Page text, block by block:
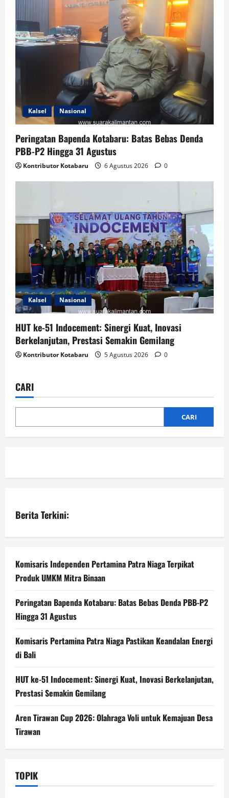
Kalsel Nasional
Peringatan Bapenda Kotabaru: Batas Bebas Denda
PBB-P2 Hingga 31 Agustus
Kontributor Kotabaru 6 Agustus 2026 0
Kalsel Nasional
HUT ke-51 Indocement: Sinergi Kuat, Inovasi
Berkelanjutan, Prestasi Semakin Gemilang
Kontributor Kotabaru 5 Agustus 2026 0
CARI
CARI
Berita Terkini:
Komisaris Independen Pertamina Patra Niaga Terpikat
Produk UMKM Mitra Binaan
Peringatan Bapenda Kotabaru: Batas Bebas Denda PBB-P2
Hingga 31 Agustus
Komisaris Pertamina Patra Niaga Pastikan Keandalan Energi
di Bali
HUT ke-51 Indocement: Sinergi Kuat, Inovasi Berkelanjutan,
Prestasi Semakin Gemilang
Aren Tirawan Cup 2026: Olahraga Voli untuk Kemajuan Desa
Tirawan
TOPIK